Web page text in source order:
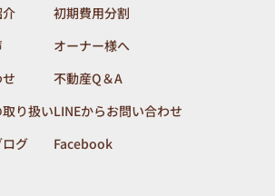
り扱い
グ
初期費用分割
オーナー様へ
不動産Q＆A
LINEからお問い合わせ
Facebook